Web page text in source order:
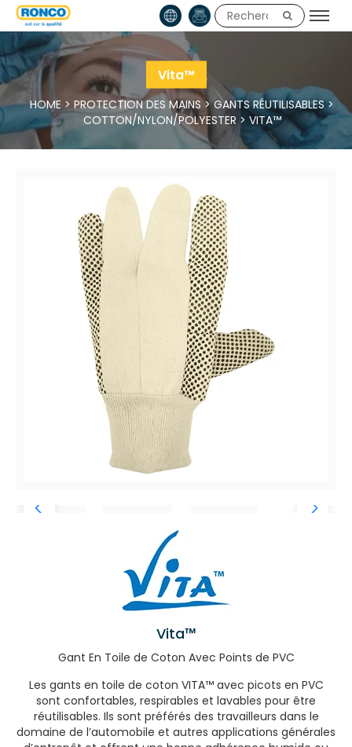
Vita™
HOME > PROTECTION DES MAINS>GANTS RÉUTILISABLES>
COTTON/NYLON/POLYESTER > VITA™
Vita™
Gant En Toile de Coton Avec Points de PVC
Les gants en toile de coton VITA™ avec picots en PVC
sont confortables, respirables et lavables pour être
réutilisables. Ils sont préférés des travailleurs dans le
domaine de l’automobile et autres applications générales